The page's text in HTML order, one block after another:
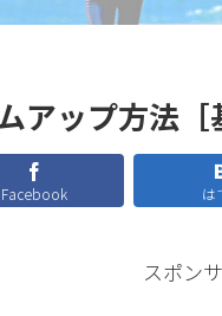
アップ方法［
Facebook は
スポン